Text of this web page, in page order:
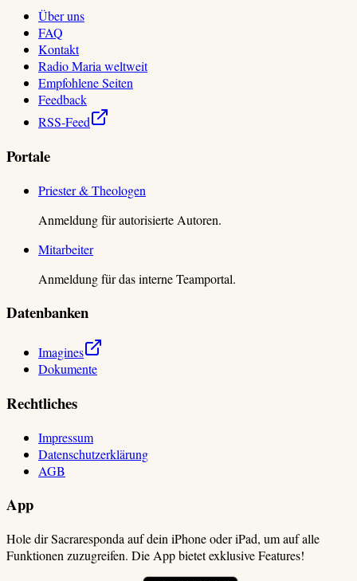
Über uns
FAQ
Kontakt
Radio Maria weltweit
Empfohlene Seiten
Feedback
RSS-Feed
Portale
Priester & Theologen
Anmeldung für autorisierte Autoren.
Mitarbeiter
Anmeldung für das interne Teamportal.
Datenbanken
Imagines
Dokumente
Rechtliches
Impressum
Datenschutzerklärung
AGB
App
Hole dir Sacraresponda auf dein iPhone oder iPad, um auf alle
Funktionen zuzugreifen. Die App bietet exklusive Features!